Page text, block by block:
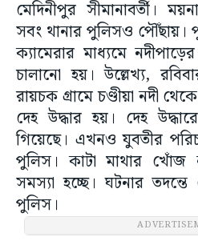
মেদিনীপুর সীমানাবর্তী।
সবং থানার পুলিসও পৌঁছায়।
ক্যামেরার মাধ্যমে
চালানো হয়। উল্লেখ্য,
রায়চক গ্রামে চণ্ডীয়া নদী
দেহ উদ্ধার হয়। দেহ
গিয়েছে। এখনও যুবতীর
পুলিস। কাটা মাথার খোঁজ
সমস্যা হচ্ছে। ঘটনার
পুলিস।